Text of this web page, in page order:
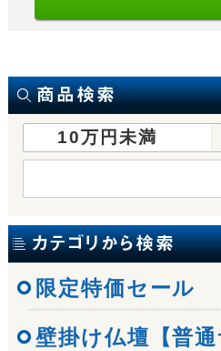
10万円未満
限定特価セール
壁掛け仏壇【普通